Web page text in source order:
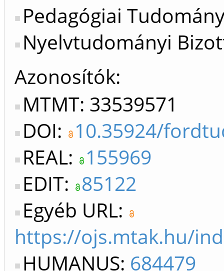
Pedagógiai
Nyelvtudományi
Azonosítók
MTMT: 33539571
DOI: 10.35924/
REAL: 155969
EDIT: 85122
Egyéb URL:
https://ojs.mtak.hu/
HUMANUS: 684479